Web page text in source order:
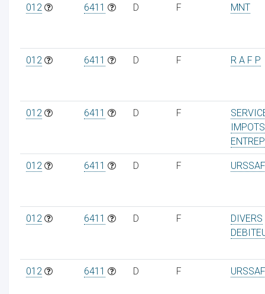
012 6411 D F MNT
012 6411 D F R A F P
012 6411 D F
IMPOTS
012 6411 D F
012 6411 D F
DIVERS
012 6411 D F